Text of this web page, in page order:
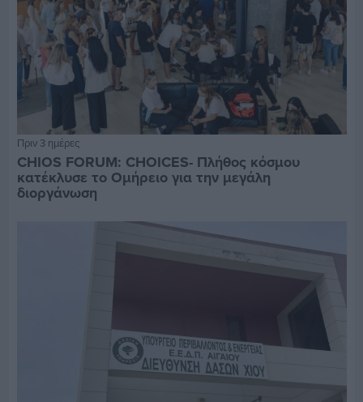
Πριν 3 ημέρες
CHIOS FORUM: CHOICES- Πλήθος κόσμου
κατέκλυσε το Ομήρειο για την μεγάλη
διοργάνωση